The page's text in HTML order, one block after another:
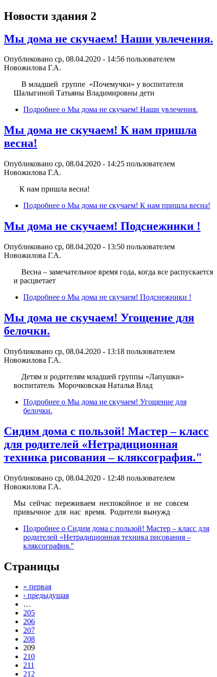
Новости здания 2
Мы дома не скучаем! Наши увлечения.
Опубликовано ср, 08.04.2020 - 14:56 пользователем
Новожилова Г.А.
В младшей группе «Почемучки» у воспитателя
Шалыгиной Татьяны Владимировны дети
Подробнее о Мы дома не скучаем! Наши увлечения.
Мы дома не скучаем! К нам пришла
весна!
Опубликовано ср, 08.04.2020 - 14:25 пользователем
Новожилова Г.А.
К нам пришла весна!
Подробнее о Мы дома не скучаем! К нам пришла весна!
Мы дома не скучаем! Подснежники !
Опубликовано ср, 08.04.2020 - 13:50 пользователем
Новожилова Г.А.
Весна – замечательное время года, когда все распускается
и расцветает
Подробнее о Мы дома не скучаем! Подснежники !
Мы дома не скучаем! Угощение для
белочки.
Опубликовано ср, 08.04.2020 - 13:18 пользователем
Новожилова Г.А.
Детям и родителям младшей группы «Лапушки»
воспитатель Морочковская Наталья Влад
Подробнее о Мы дома не скучаем! Угощение для
белочки.
Сидим дома с пользой! Мастер – класс
для родителей «Нетрадиционная
техника рисования – кляксография."
Опубликовано ср, 08.04.2020 - 12:48 пользователем
Новожилова Г.А.
Мы сейчас переживаем неспокойное и не совсем
привычное для нас время. Родители вынужд
Подробнее о Сидим дома с пользой! Мастер – класс для
родителей «Нетрадиционная техника рисования –
кляксография."
Страницы
« первая
‹ предыдущая
…
205
206
207
208
209
210
211
212